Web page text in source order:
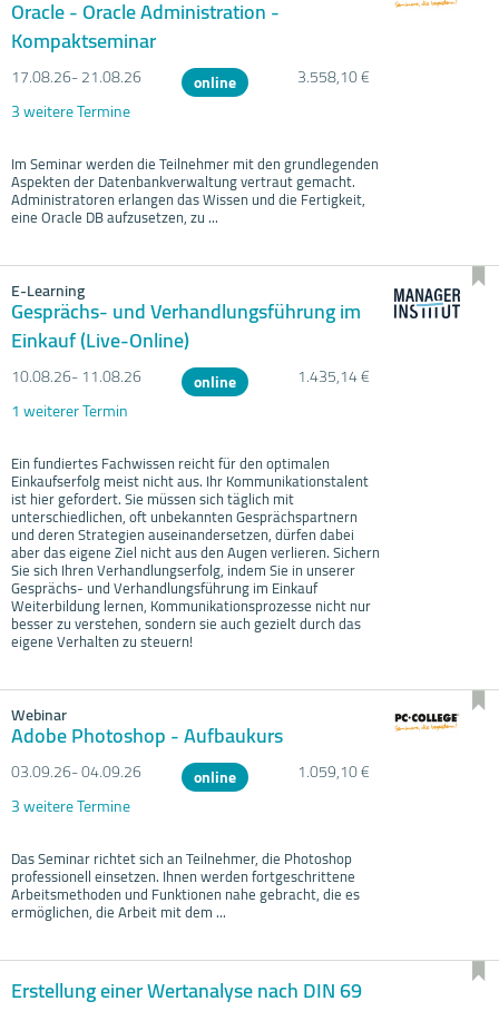
Oracle - Oracle Administration -
Kompaktseminar
17.08.26- 21.08.26 online
3.558,10 €
3 weitere Termine
Im Seminar werden die Teilnehmer mit den grundlegenden
Aspekten der Datenbankverwaltung vertraut gemacht.
Administratoren erlangen das Wissen und die Fertigkeit,
eine Oracle DB aufzusetzen, zu ...
E-Learning
Gesprächs- und Verhandlungsführung im
Einkauf (Live-Online)
10.08.26- 11.08.26 online
1.435,14 €
1 weiterer Termin
Ein fundiertes Fachwissen reicht für den optimalen
Einkaufserfolg meist nicht aus. Ihr Kommunikationstalent
ist hier gefordert. Sie müssen sich täglich mit
unterschiedlichen, oft unbekannten Gesprächspartnern
und deren Strategien auseinandersetzen, dürfen dabei
aber das eigene Ziel nicht aus den Augen verlieren. Sichern
Sie sich Ihren Verhandlungserfolg, indem Sie in unserer
Gesprächs- und Verhandlungsführung im Einkauf
Weiterbildung lernen, Kommunikationsprozesse nicht nur
besser zu verstehen, sondern sie auch gezielt durch das
eigene Verhalten zu steuern!
Webinar
Adobe Photoshop - Aufbaukurs
03.09.26- 04.09.26 online
1.059,10 €
3 weitere Termine
Das Seminar richtet sich an Teilnehmer, die Photoshop
professionell einsetzen. Ihnen werden fortgeschrittene
Arbeitsmethoden und Funktionen nahe gebracht, die es
ermöglichen, die Arbeit mit dem ...
Erstellung einer Wertanalyse nach DIN 69